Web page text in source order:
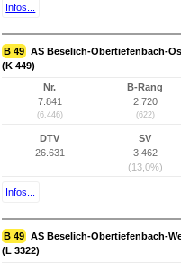
Infos...
B 49 AS Beselich-Obertiefenbach-
(K 449)
Nr.
7.841
(6.446)
B-Rang
2.720
(622)
DTV
26.631
SV
3.462
(13,0%)
Infos...
B 49 AS Beselich-Obertiefenbach-
(L 3322)